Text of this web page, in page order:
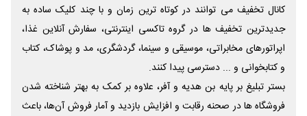
کانال تخفیف می توانند در کوتاه ترین زمان و با چند کلیک ساده به
جدیدترین تخفیف ها در گروه تاکسی اینترنتی، سفارش آنلاین غذا،
اپراتورهای مخابراتی، موسیقی و سینما، گردشگری، مد و پوشاک، کتاب
و کتابخوانی و ... دسترسی پیدا کنند.
بستر تبلیغ بر پایه بن هدیه و آفر، علاوه بر کمک به بهتر شناخته شدن
فروشگاه ها در صحنه رقابت و افزایش بازدید و آمار فروش آن‌ها، باعث